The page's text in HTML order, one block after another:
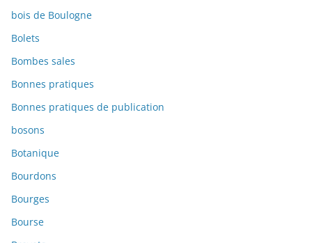
bois de Boulogne
Bolets
Bombes sales
Bonnes pratiques
Bonnes pratiques de publication
bosons
Botanique
Bourdons
Bourges
Bourse